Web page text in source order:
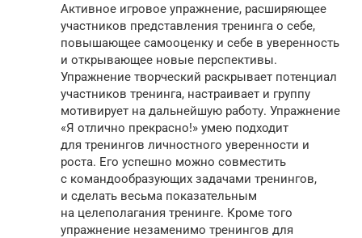
Активное игровое упражнение, расширяющее
участников представления тренинга о себе,
повышающее самооценку и себе в уверенность
и открывающее новые перспективы.
Упражнение творческий раскрывает потенциал
участников тренинга, настраивает и группу
мотивирует на дальнейшую работу. Упражнение
«Я отлично прекрасно!» умею подходит
для тренингов личностного уверенности и
роста. Его успешно можно совместить
с командообразующих задачами тренингов,
и сделать весьма показательным
на целеполагания тренинге. Кроме того
упражнение незаменимо тренингов для